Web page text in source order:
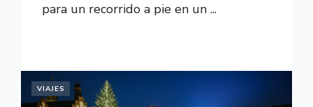
para un recorrido a pie en un ...
VIAJES